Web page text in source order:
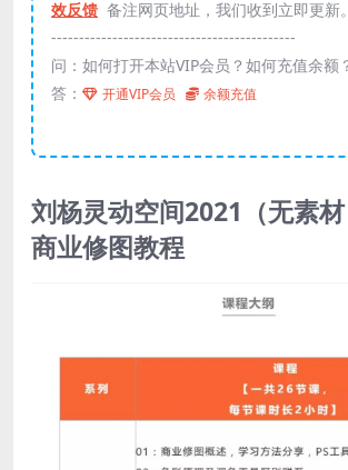
效反馈 备注网页地址，我们收到立即更新。
--------------------------------------------
问：如何打开本站VIP会员？如何充值余额
答：
开通VIP会员 余额充值
刘杨灵动空间2021（无素
商业修图教程